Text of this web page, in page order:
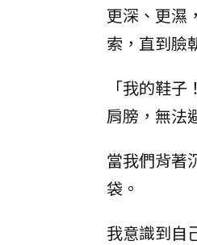
更深、更濕
索，直到臉
「我的鞋
肩膀，無法
當我們背著
袋。
我意識到自